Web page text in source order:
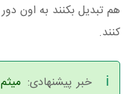
کنند.
خبر پیشنهادی: